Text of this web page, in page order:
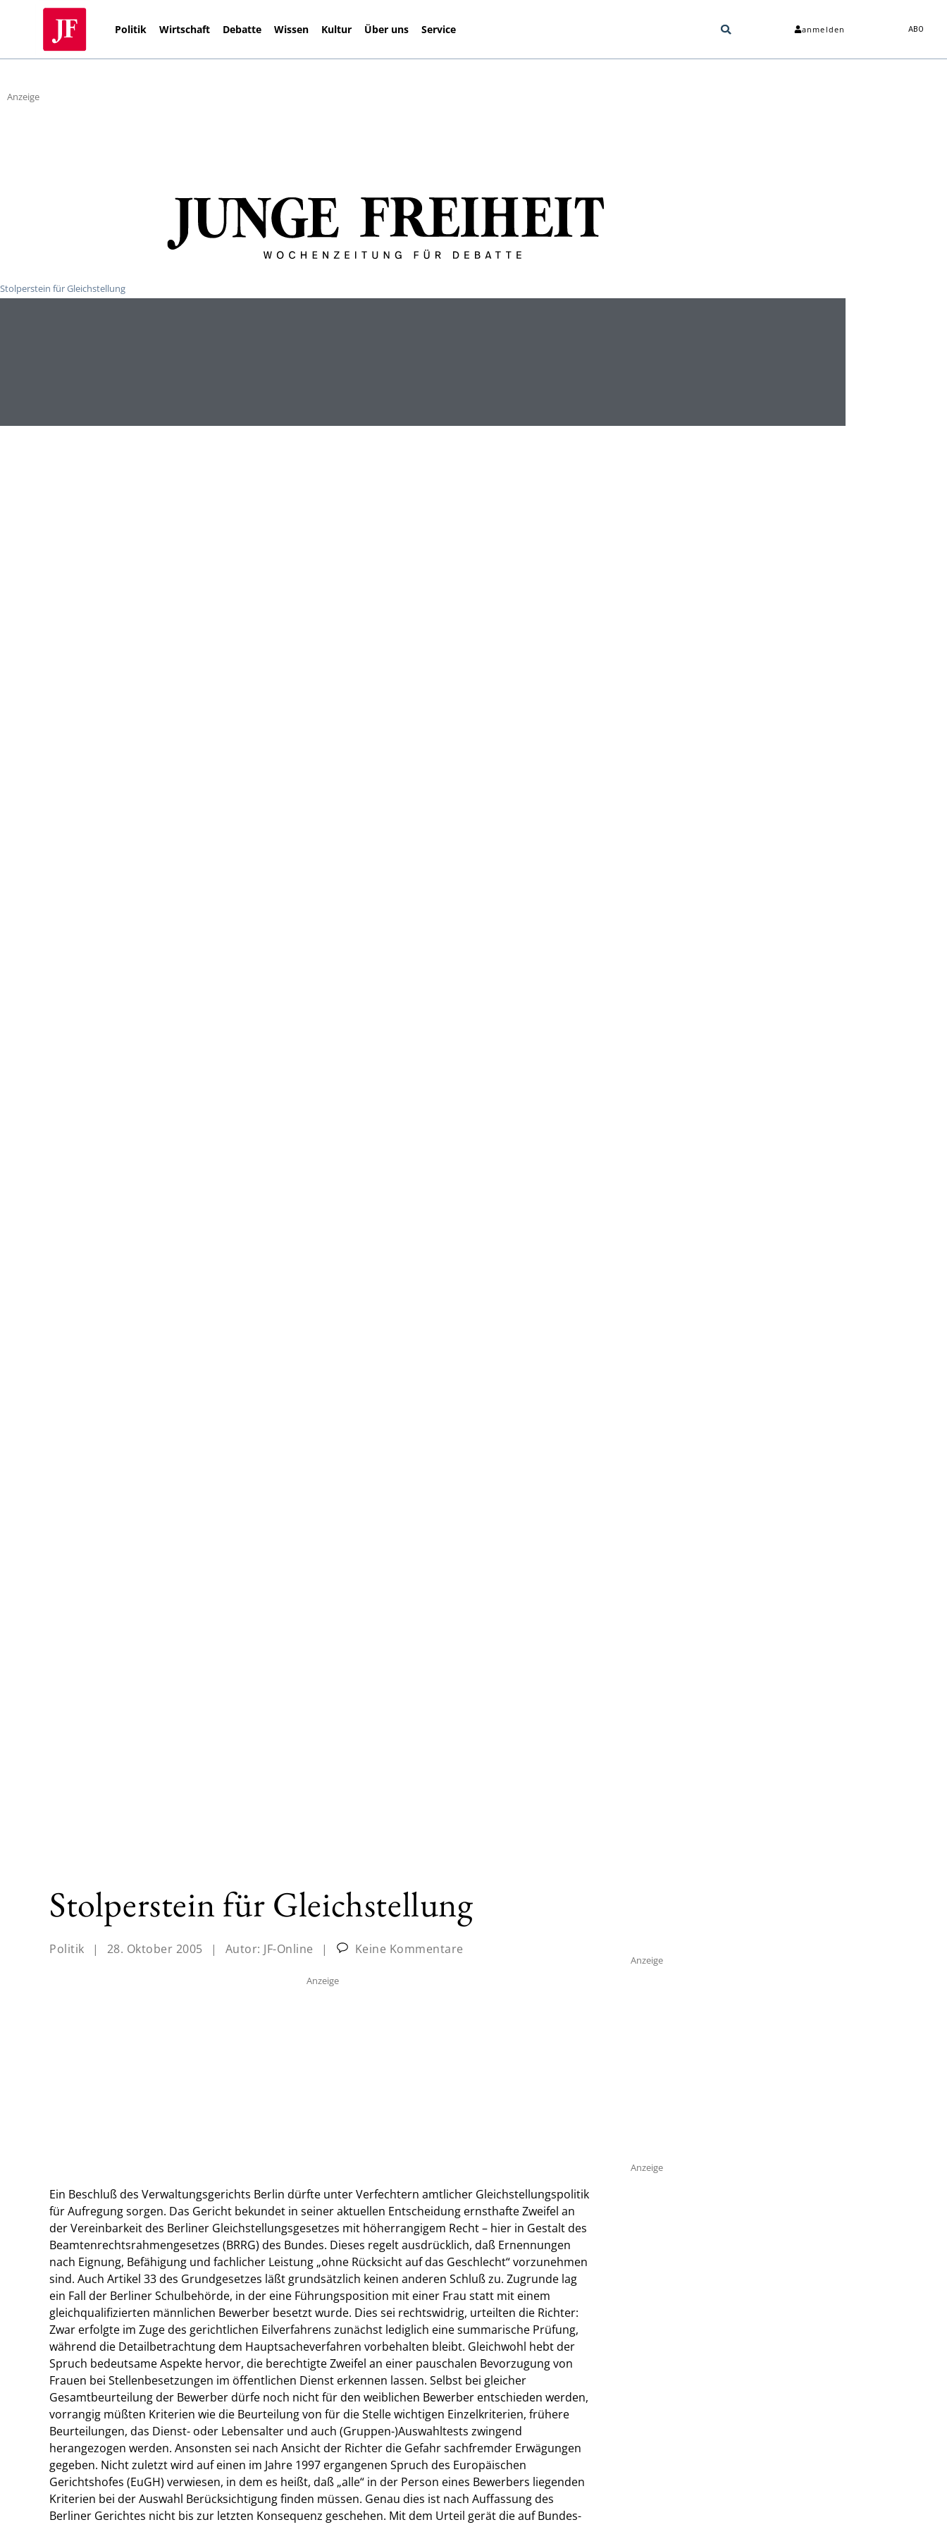
Politik Wirtschaft Debatte Wissen Kultur Über uns Service anmelden ABO
Anzeige
Stolperstein für Gleichstellung
Stolperstein für Gleichstellung
Politik | 28. Oktober 2005 | Autor: JF-Online | Keine Kommentare
Anzeige
Ein Beschluß des Verwaltungsgerichts Berlin dürfte unter Verfechtern amtlicher Gleichstellungspolitik
für Aufregung sorgen. Das Gericht bekundet in seiner aktuellen Entscheidung ernsthafte Zweifel an
der Vereinbarkeit des Berliner Gleichstellungsgesetzes mit höherrangigem Recht – hier in Gestalt des
Beamtenrechtsrahmengesetzes (BRRG) des Bundes. Dieses regelt ausdrücklich, daß Ernennungen
nach Eignung, Befähigung und fachlicher Leistung „ohne Rücksicht auf das Geschlecht“ vorzunehmen
sind. Auch Artikel 33 des Grundgesetzes läßt grundsätzlich keinen anderen Schluß zu. Zugrunde lag
ein Fall der Berliner Schulbehörde, in der eine Führungsposition mit einer Frau statt mit einem
gleichqualifizierten männlichen Bewerber besetzt wurde. Dies sei rechtswidrig, urteilten die Richter:
Zwar erfolgte im Zuge des gerichtlichen Eilverfahrens zunächst lediglich eine summarische Prüfung,
während die Detailbetrachtung dem Hauptsacheverfahren vorbehalten bleibt. Gleichwohl hebt der
Spruch bedeutsame Aspekte hervor, die berechtigte Zweifel an einer pauschalen Bevorzugung von
Frauen bei Stellenbesetzungen im öffentlichen Dienst erkennen lassen. Selbst bei gleicher
Gesamtbeurteilung der Bewerber dürfe noch nicht für den weiblichen Bewerber entschieden werden,
vorrangig müßten Kriterien wie die Beurteilung von für die Stelle wichtigen Einzelkriterien, frühere
Beurteilungen, das Dienst- oder Lebensalter und auch (Gruppen-)Auswahltests zwingend
herangezogen werden. Ansonsten sei nach Ansicht der Richter die Gefahr sachfremder Erwägungen
gegeben. Nicht zuletzt wird auf einen im Jahre 1997 ergangenen Spruch des Europäischen
Gerichtshofes (EuGH) verwiesen, in dem es heißt, daß „alle“ in der Person eines Bewerbers liegenden
Kriterien bei der Auswahl Berücksichtigung finden müssen. Genau dies ist nach Auffassung des
Berliner Gerichtes nicht bis zur letzten Konsequenz geschehen. Mit dem Urteil gerät die auf Bundes-
Anzeige
Anzeige